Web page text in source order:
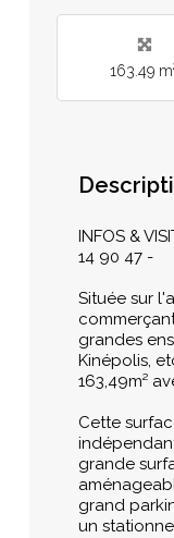
163.49 m
INFOS &
14 90 47 -
Située sur
grandes
Kinépolis,
163,49m²
Cette
grande
grand
un